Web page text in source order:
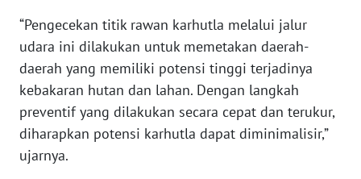
“Pengecekan titik rawan karhutla melalui jalur
udara ini dilakukan untuk memetakan daerah-
daerah yang memiliki potensi tinggi terjadinya
kebakaran hutan dan lahan. Dengan langkah
preventif yang dilakukan secara cepat dan terukur,
diharapkan potensi karhutla dapat diminimalisir,”
ujarnya.
WN
SULTRA
WN
WN
SULTENG